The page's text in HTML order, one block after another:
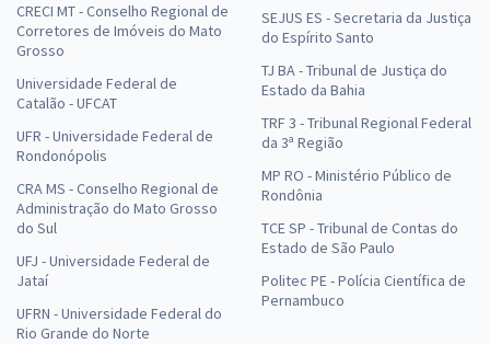
CRECI MT - Conselho Regional de
Corretores de Imóveis do Mato
Grosso
Universidade Federal de
Catalão - UFCAT
UFR - Universidade Federal de
Rondonópolis
CRA MS - Conselho Regional de
Administração do Mato Grosso
do Sul
UFJ - Universidade Federal de
Jataí
UFRN - Universidade Federal do
Rio Grande do Norte
SEJUS ES - Secretaria da Justiça
do Espírito Santo
TJ BA - Tribunal de Justiça do
Estado da Bahia
TRF 3 - Tribunal Regional Federal
da 3ª Região
MP RO - Ministério Público de
Rondônia
TCE SP - Tribunal de Contas do
Estado de São Paulo
Politec PE - Polícia Científica de
Pernambuco